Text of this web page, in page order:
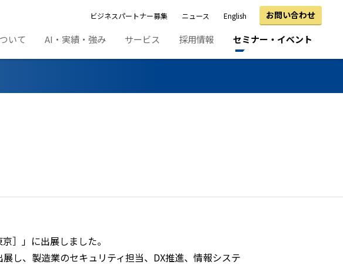
お問い合わせ
いて AI・実績・強み サービス 採用情報 セミナー・イベント
ビジネスパートナー募集 ニュース English
］」に出展しました。
し、製造業のセキュリティ担当、DX推進、情報システ